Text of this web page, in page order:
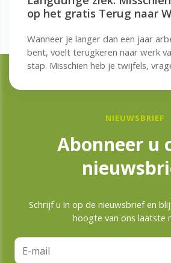
op het gratis Terug naar
Wanneer je langer dan een jaar
bent, voelt terugkeren naar werk
stap. Misschien heb je twijfels,
NIEUWSBRIEF
Abonneer u
Schrijf u in op de nieuwsbrief en
hoogte van ons laatste